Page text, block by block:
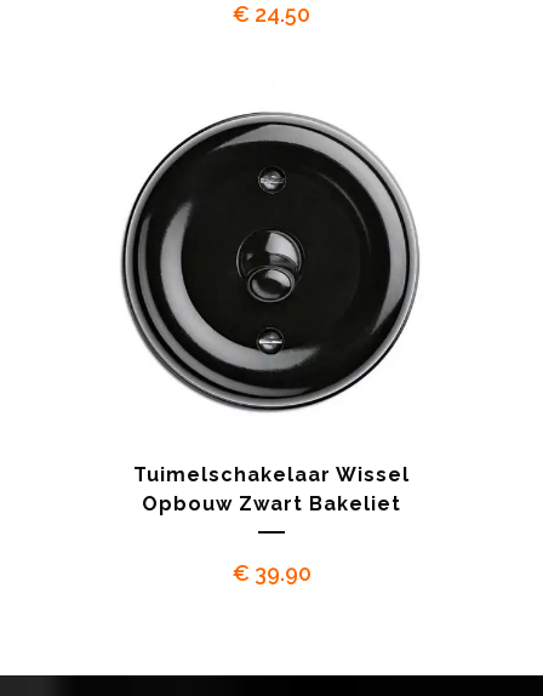
€ 24.50
Tuimelschakelaar Wissel
Opbouw Zwart Bakeliet
€ 39.90